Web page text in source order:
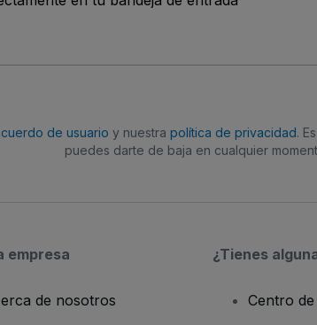
de usuario y nuestra política de privacidad.
puedes darte de baja en cualquier
empresa
de nosotros
¿Tienes
Centro